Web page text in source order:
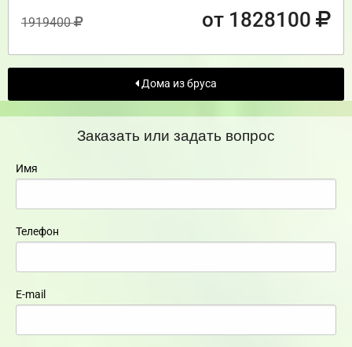
1919400 от 1828100
Дома из бруса
Заказать или задать вопрос
Имя
Телефон
E-mail